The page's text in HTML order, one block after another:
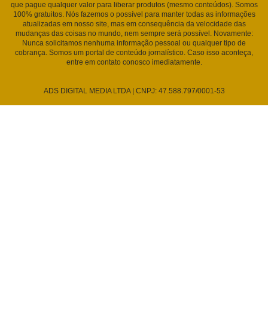
que pague qualquer valor para liberar produtos (mesmo conteúdos). Somos
100% gratuitos. Nós fazemos o possível para manter todas as informações
atualizadas em nosso site, mas em consequência da velocidade das
mudanças das coisas no mundo, nem sempre será possível. Novamente:
Nunca solicitamos nenhuma informação pessoal ou qualquer tipo de
cobrança. Somos um portal de conteúdo jornalístico. Caso isso aconteça,
entre em contato conosco imediatamente.
ADS DIGITAL MEDIA LTDA | CNPJ: 47.588.797/0001-53